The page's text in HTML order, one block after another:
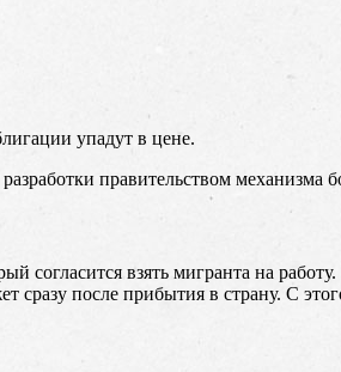
упадут в цене.
правительством
согласится взять мигранта на
после прибытия в страну. С